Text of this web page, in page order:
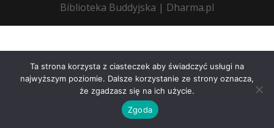
Biblioteka Buddyjska | Dharma.pl
Ta strona korzysta z ciasteczek aby świadczyć usługi na
najwyższym poziomie. Dalsze korzystanie ze strony oznacza,
że zgadzasz się na ich użycie.
Zgoda